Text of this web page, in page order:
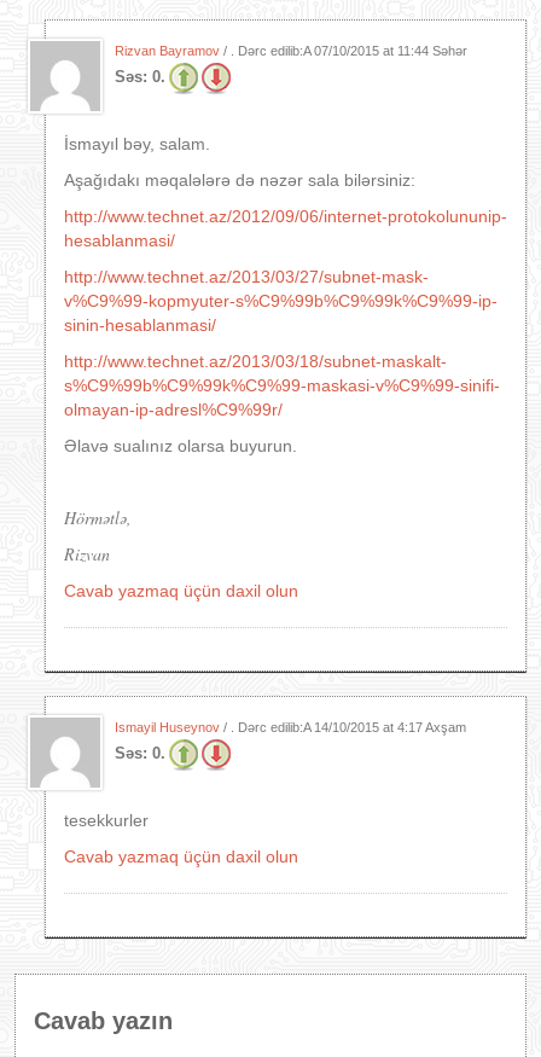
Rizvan Bayramov / . Dərc edilib:A07/10/2015 at 11:44 Səhər
Səs: 0.
İsmayıl bəy, salam.
Aşağıdakı məqalələrə də nəzər sala bilərsiniz:
http://www.technet.az/2012/09/06/internet-protokolununip-
hesablanmasi/
http://www.technet.az/2013/03/27/subnet-mask-
v%C9%99-kopmyuter-s%C9%99b%C9%99k%C9%99-ip-
sinin-hesablanmasi/
http://www.technet.az/2013/03/18/subnet-maskalt-
s%C9%99b%C9%99k%C9%99-maskasi-v%C9%99-sinifi-
olmayan-ip-adresl%C9%99r/
Əlavə sualınız olarsa buyurun.
Hörmətlə,
Rizvan
Cavab yazmaq üçün daxil olun
Ismayil Huseynov / . Dərc edilib:A 14/10/2015 at 4:17 Axşam
Səs: 0.
tesekkurler
Cavab yazmaq üçün daxil olun
Cavab yazın